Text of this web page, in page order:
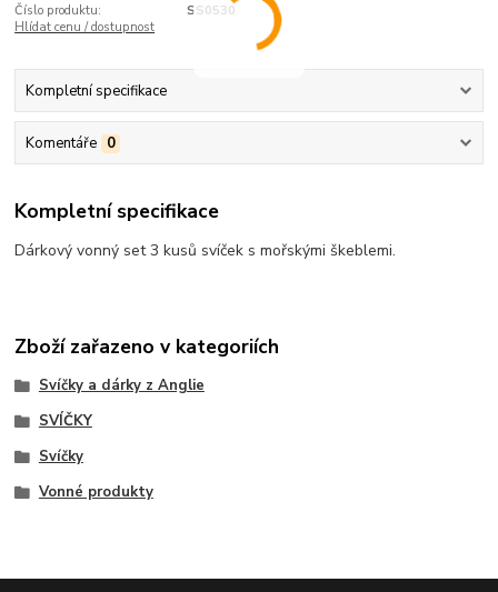
Číslo produktu:
SS0530
Hlídat cenu / dostupnost
Kompletní specifikace
Komentáře 0
Kompletní specifikace
Dárkový vonný set 3 kusů svíček s mořskými škeblemi.
Zboží zařazeno v kategoriích
Svíčky a dárky z Anglie
SVÍČKY
Svíčky
Vonné produkty